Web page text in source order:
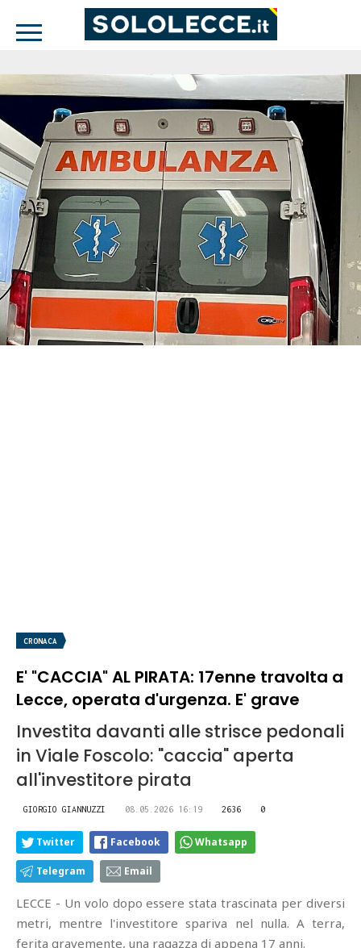
CRONACA
E' "CACCIA" AL PIRATA: 17enne travolta a
Lecce, operata d'urgenza. E' grave
Investita davanti alle strisce pedonali
in Viale Foscolo: "caccia" aperta
all'investitore pirata
GIORGIO GIANNUZZI 08.05.2026 16:19 2636 0
Twitter Facebook Whatsapp
Telegram Email
LECCE - Un volo dopo essere stata trascinata per diversi
metri, mentre l'investitore spariva nel nulla. A terra,
ferita gravemente, una ragazza di appena 17 anni.